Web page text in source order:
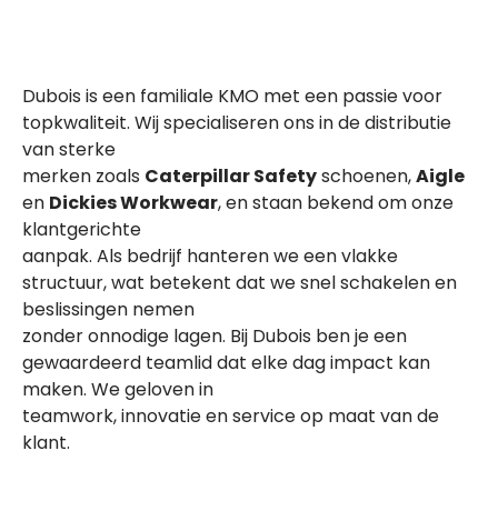
Dubois is een familiale KMO met een passie voor
topkwaliteit. Wij specialiseren ons in de distributie
van sterke
merken zoals Caterpillar Safetyschoenen,Aigle
en Dickies Workwear, en staan bekend om onze
klantgerichte
aanpak. Als bedrijf hanteren we een vlakke
structuur, wat betekent dat we snel schakelen en
beslissingen nemen
zonder onnodige lagen. Bij Dubois ben je een
gewaardeerd teamlid dat elke dag impact kan
maken. We geloven in
teamwork, innovatie en service op maat van de
klant.